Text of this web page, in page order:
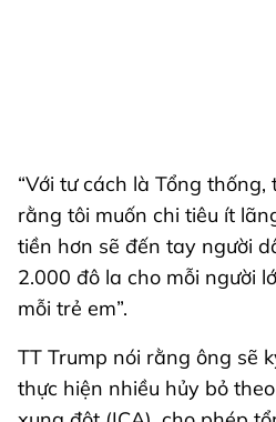
“Với tư cách là Tổng
rằng tôi muốn chi tiêu ít
tiền hơn sẽ đến tay người
2.000 đô la cho mỗi người
mỗi trẻ em”.
TT Trump nói rằng ông sẽ
thực hiện nhiều hủy bỏ